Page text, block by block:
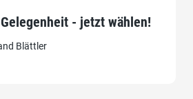
- jetzt wählen!
Blättler